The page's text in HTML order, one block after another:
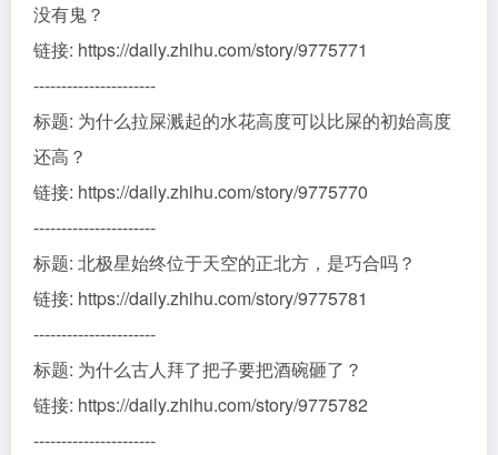
没有鬼？
链接: https://daily.zhihu.com/story/9775771
----------------------
标题: 为什么拉屎溅起的水花高度可以比屎的初始高度
还高？
链接: https://daily.zhihu.com/story/9775770
----------------------
标题: 北极星始终位于天空的正北方，是巧合吗？
链接: https://daily.zhihu.com/story/9775781
----------------------
标题: 为什么古人拜了把子要把酒碗砸了？
链接: https://daily.zhihu.com/story/9775782
----------------------